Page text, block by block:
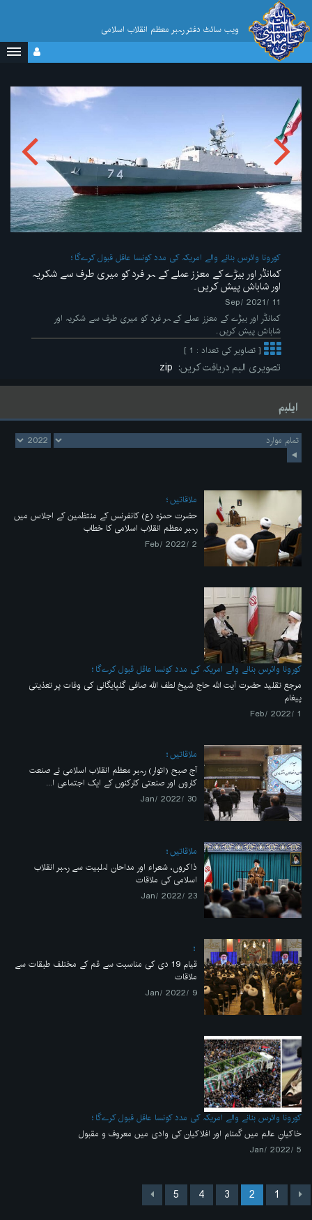
ویب سائٹ دفتر رہبر معظم انقلاب اسلامی
کورونا وائرس بنانے والے امریکہ کی مدد کونسا عاقل قبول کرےگا
کمانڈر اور بیڑے کے معزز عملے کے ہر فرد کو میری طرف سے شکریہ
اور شاباش پیش کریں۔
11 /Sep/ 2021
کمانڈر اور بیڑے کے معزز عملے کے ہر فرد کو میری طرف سے شکریہ اور
شاباش پیش کریں۔
[ تصاویر کی تعداد : 1 ]
تصویری البم دریافت کریں:
ایلبم
ملاقاتیں
حضرت حمزہ (ع) کانفرنس کے منتظمین کے اجلاس میں
رہبر معظم انقلاب اسلامی کا خطاب
2 /Feb/ 2022
کورونا وائرس بنانے والے امریکہ کی مدد کونسا عاقل قبول کرےگا
مرجع تقلید حضرت آیت اللہ حاج شیخ لطف اللہ صافی گلپایگانی کی وفات پر تعذیتی
پیغام
1 /Feb/ 2022
ملاقاتیں
آج صبح (اتوار) رہبر معظم انقلاب اسلامی نے صنعت
کاروں اور صنعتی کارکنوں کے ایک اجتماعی ا...
30 /Jan/ 2022
ملاقاتیں
ذاکروں، شعراء اور مداحان اہلبیت سے رہبر انقلاب
اسلامی کی ملاقات
23 /Jan/ 2022
قیام 19 دی کی مناسبت سے قم کے مختلف طبقات سے
ملاقات
9 /Jan/ 2022
کورونا وائرس بنانے والے امریکہ کی مدد کونسا عاقل قبول کرےگا
خاکیانِ عالم میں گمنام اور افلاکیان کی وادی میں معروف و مقبول
5 /Jan/ 2022
1
2
3
4
5